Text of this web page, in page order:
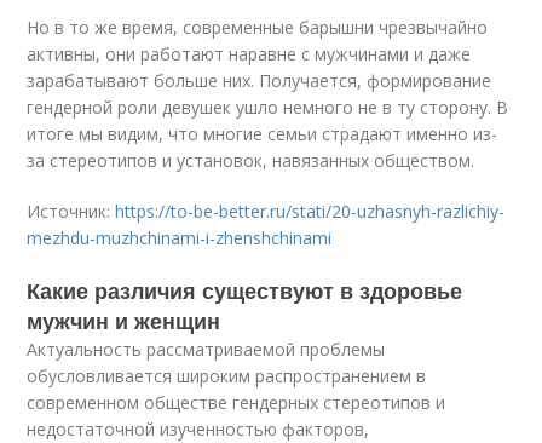
Но в то же время, современные барышни чрезвычайно
активны, они работают наравне с мужчинами и даже
зарабатывают больше них. Получается, формирование
гендерной роли девушек ушло немного не в ту сторону. В
итоге мы видим, что многие семьи страдают именно из-
за стереотипов и установок, навязанных обществом.
Источник:https://to-be-better.ru/stati/20-uzhasnyh-razlichiy-
mezhdu-muzhchinami-i-zhenshchinami
Какие различия существуют в здоровье
мужчин и женщин
Актуальность рассматриваемой проблемы
обусловливается широким распространением в
современном обществе гендерных стереотипов и
недостаточной изученностью факторов,